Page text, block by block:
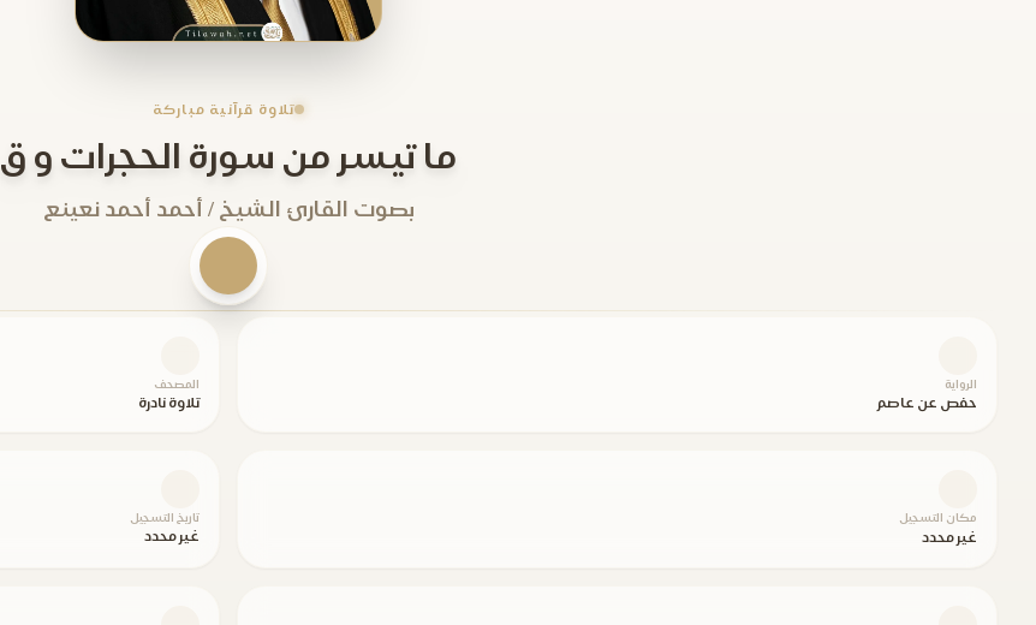
تلاوة قرآنية مباركة
ما تيسر من سورة الحجرات و ق
بصوت القارئ الشيخ / أحمد أحمد نعينع
الرواية
حفص عن عاصم
المصحف
تلاوة نادرة
مكان التسجيل
غير محدد
تاريخ التسجيل
غير محدد